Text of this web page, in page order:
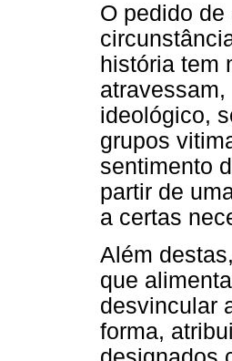
O pedido
história tem
ideológico,
grupos
sentimento
partir de
a certas
Além
que
desvincular
forma,